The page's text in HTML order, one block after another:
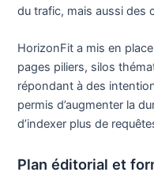
du trafic, mais aussi des
HorizonFit a mis en
pages piliers, silos
répondant à des
permis d’augmenter la
d’indexer plus de
Plan éditorial et